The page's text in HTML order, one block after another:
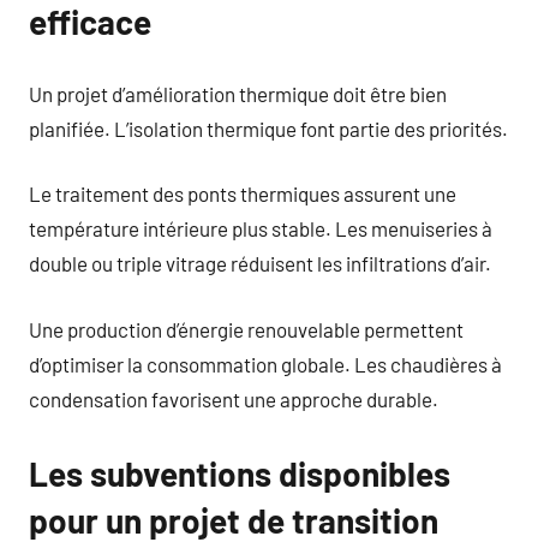
efficace
Un projet d’amélioration thermique doit être bien
planifiée. L’isolation thermique font partie des priorités.
Le traitement des ponts thermiques assurent une
température intérieure plus stable. Les menuiseries à
double ou triple vitrage réduisent les infiltrations d’air.
Une production d’énergie renouvelable permettent
d’optimiser la consommation globale. Les chaudières à
condensation favorisent une approche durable.
Les subventions disponibles
pour un projet de transition